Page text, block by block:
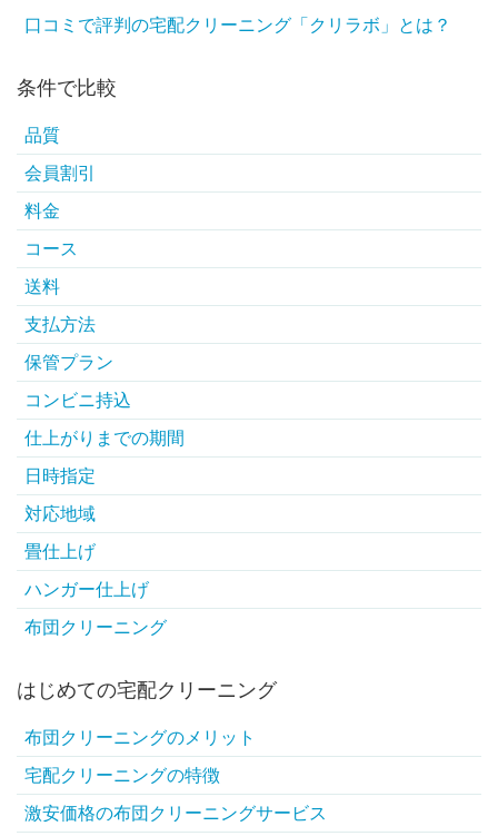
口コミで評判の宅配クリーニング「クリラボ」とは？
条件で比較
品質
会員割引
料金
コース
送料
支払方法
保管プラン
コンビニ持込
仕上がりまでの期間
日時指定
対応地域
畳仕上げ
ハンガー仕上げ
布団クリーニング
はじめての宅配クリーニング
布団クリーニングのメリット
宅配クリーニングの特徴
激安価格の布団クリーニングサービス